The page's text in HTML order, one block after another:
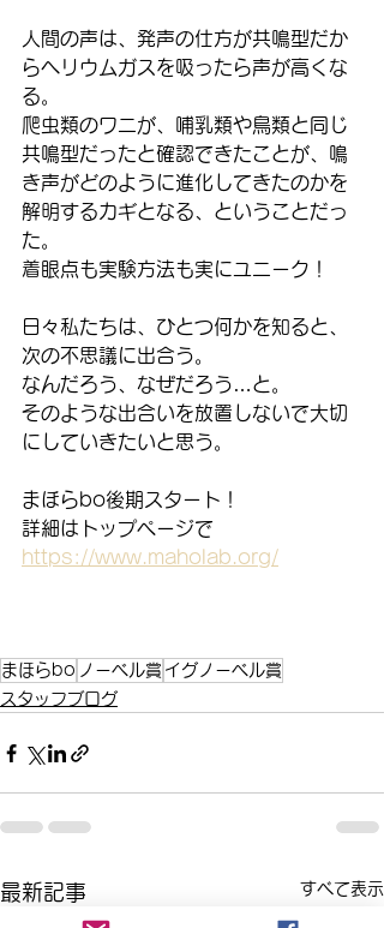
人間の声は、発声の仕方が共鳴型だか
らヘリウムガスを吸ったら声が高くな
る。
爬虫類のワニが、哺乳類や鳥類と同じ
共鳴型だったと確認できたことが、鳴
き声がどのように進化してきたのかを
解明するカギとなる、ということだっ
た。
着眼点も実験方法も実にユニーク！
日々私たちは、ひとつ何かを知ると、
次の不思議に出合う。
なんだろう、なぜだろう…と。
そのような出合いを放置しないで大切
にしていきたいと思う。
まほらbo後期スタート！
詳細はトップページで
https://www.maholab.org/
まほらbo ノーベル賞 イグノーベル賞
スタッフブログ
最新記事 すべて表示